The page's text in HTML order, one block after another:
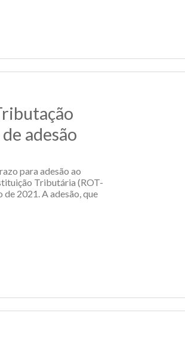
adesão
para adesão ao
Tributária (ROT-
2021. A adesão, que